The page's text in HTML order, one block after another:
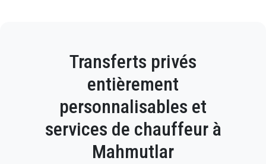
Transferts privés
entièrement
personnalisables et
services de chauffeur à
Mahmutlar